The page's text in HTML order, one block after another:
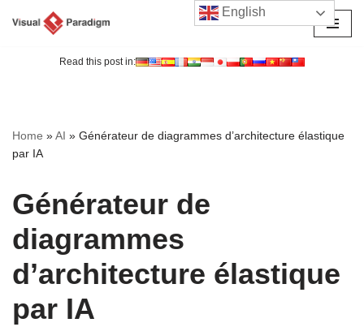
Read this post in:
Home »AI » Générateur de diagrammes d’architecture élastique
par IA
Générateur de
diagrammes
d’architecture élastique
par IA
English